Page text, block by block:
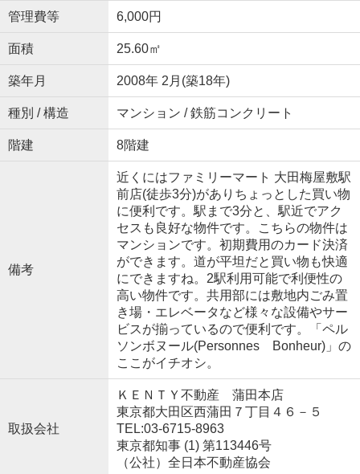
管理費等 6,000円
面積 25.60㎡
築年月 2008年 2月(築18年)
種別 / 構造 マンション / 鉄筋コンクリート
階建 8階建
備考
近くにはファミリーマート 大田梅屋敷駅
前店(徒歩3分)がありちょっとした買い物
に便利です。駅まで3分と、駅近でアク
セスも良好な物件です。こちらの物件は
マンションです。初期費用のカード決済
ができます。道が平坦だと買い物も快適
にできますね。2駅利用可能で利便性の
高い物件です。共用部には敷地内ごみ置
き場・エレベータなど様々な設備やサー
ビスが揃っているので便利です。「ペル
ソンボヌール(Personnes Bonheur)」の
ここがイチオシ。
取扱会社
ＫＥＮＴＹ不動産 蒲田本店
東京都大田区西蒲田７丁目４６－５
TEL:03-6715-8963
東京都知事 (1) 第113446号
（公社）全日本不動産協会